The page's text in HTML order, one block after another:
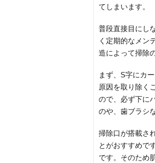
てしまいます。
普段直接目にし
く定期的なメン
造によって掃除
まず、S字にカ
原因を取り除く
ので、必ず下に
のや、歯ブラシ
掃除口が搭載さ
とがおすすめで
です。そのため